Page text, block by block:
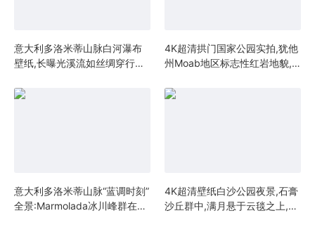
意大利多洛米蒂山脉白河瀑布
壁纸,长曝光溪流如丝绸穿行巨
4K超清拱门国家公园实拍,犹他
州Moab地区标志性红岩地貌,
壁纸
意大利多洛米蒂山脉“蓝调时刻”
全景:Marmolada冰川峰群在暮
4K超清壁纸白沙公园夜景,石膏
沙丘群中,满月悬于云毯之上,沙